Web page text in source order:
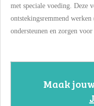
met speciale voeding. Deze
ontstekingsremmend
ondersteunen en zorgen
Maak